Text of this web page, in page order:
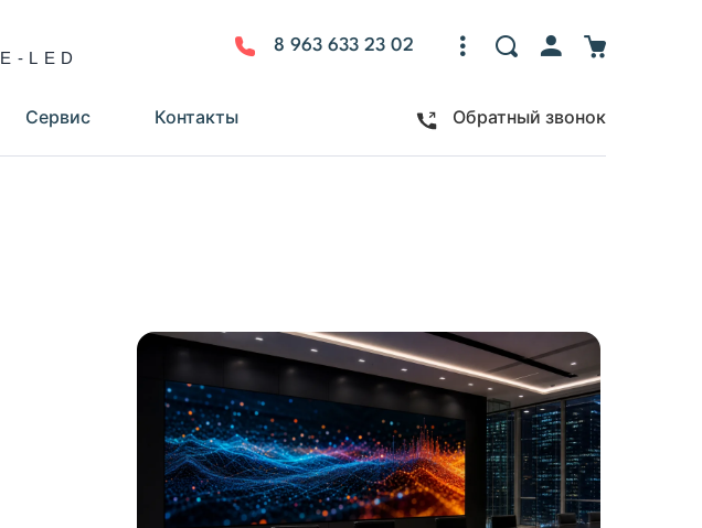
8 963 633 23 02
Сервис Контакты Обратный звонок